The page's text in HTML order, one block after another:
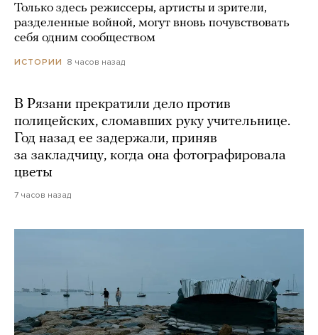
Только здесь режиссеры, артисты и зрители,
разделенные войной, могут вновь почувствовать
себя одним сообществом
ИСТОРИИ 8 часов назад
В Рязани прекратили дело против
полицейских, сломавших руку учительнице.
Год назад ее задержали, приняв
за закладчицу, когда она фотографировала
цветы
7 часов назад